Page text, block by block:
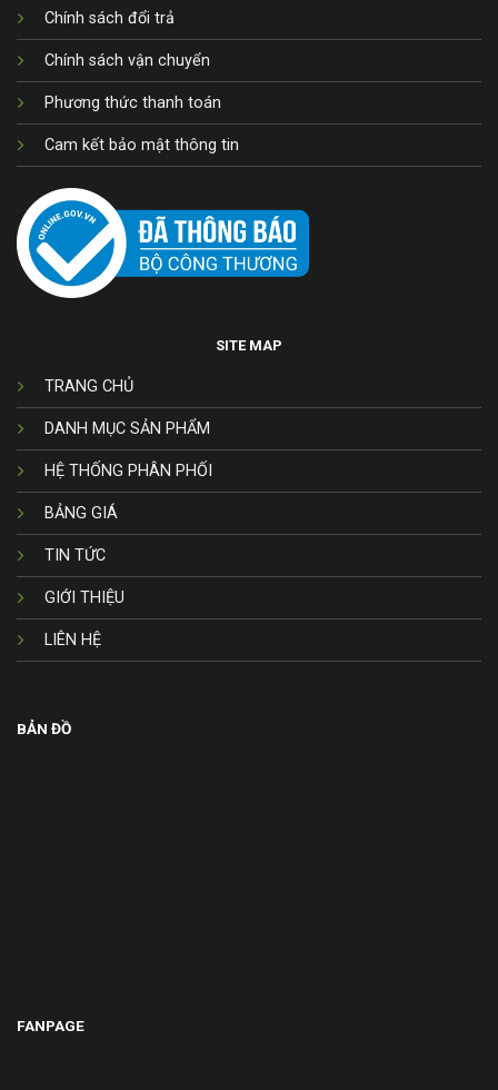
Chính sách đổi trả
Chính sách vận chuyển
Phương thức thanh toán
Cam kết bảo mật thông tin
SITE MAP
TRANG CHỦ
DANH MỤC SẢN PHẨM
HỆ THỐNG PHÂN PHỐI
BẢNG GIÁ
TIN TỨC
GIỚI THIỆU
LIÊN HỆ
BẢN ĐỒ
FANPAGE